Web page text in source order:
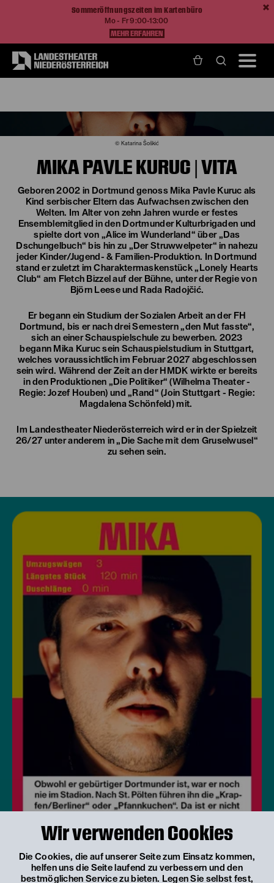
Wir verwenden Cookies
Die Cookies, die auf unserer Seite zum Einsatz kommen,
helfen uns die Seite laufend zu verbessern und den
bestmöglichen Service zu bieten. Legen Sie selbst fest,
Sommeröffnungszeiten im Kartenbüro
Mo - Fr 9:00-13:00
MEHR ERFAHREN
© Katarina Šoškić
MIKA PAVLE KURUC | VITA
Geboren 2002 in Dortmund genoss Mika Pavle Kuruc als
Kind serbischer Eltern das Aufwachsen zwischen den
Welten. Im Alter von zehn Jahren wurde er festes
Ensemblemitglied in den Dortmunder Kulturbrigaden und
spielte dort von „Alice im Wunderland“ über „Das
Dschungelbuch“ bis hin zu „Der Struwwelpeter“ in nahezu
jeder Kinder/Jugend- & Familien-Produktion. In Dortmund
stand er zuletzt im Charaktermaskenstück „Lonely Hearts
Club“ am Fletch Bizzel auf der Bühne, unter der Regie von
Björn Leese und Rada Radojčić.
Er begann ein Studium der Sozialen Arbeit an der FH
Dortmund, bis er nach drei Semestern „den Mut fasste“,
sich an einer Schauspielschule zu bewerben. 2023
begann Mika Kuruc sein Schauspielstudium in Stuttgart,
welches voraussichtlich im Februar 2027 abgeschlossen
sein wird. Während der Zeit an der HMDK wirkte er bereits
in den Produktionen „Die Politiker“ (Wilhelma Theater -
Regie: Jozef Houben) und „Rand“ (Join Stuttgart - Regie:
Magdalena Schönfeld) mit.
Im Landestheater Niederösterreich wird er in der Spielzeit
26/27 unter anderem in „Die Sache mit dem Gruselwusel“
zu sehen sein.